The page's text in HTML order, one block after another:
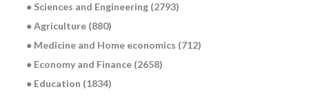
● Sciences and Engineering (2793)
● Agriculture (880)
● Medicine and Home economics (712)
● Economy and Finance (2658)
● Education (1834)